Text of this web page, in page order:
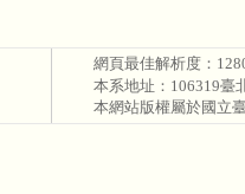
網頁最佳解析度：
本系地址： 106319臺
本網站版權屬於國立